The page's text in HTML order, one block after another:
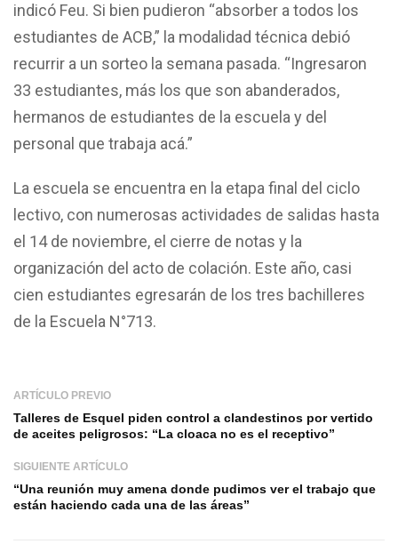
indicó Feu. Si bien pudieron “absorber a todos los
estudiantes de ACB,” la modalidad técnica debió
recurrir a un sorteo la semana pasada. “Ingresaron
33 estudiantes, más los que son abanderados,
hermanos de estudiantes de la escuela y del
personal que trabaja acá.”
La escuela se encuentra en la etapa final del ciclo
lectivo, con numerosas actividades de salidas hasta
el 14 de noviembre, el cierre de notas y la
organización del acto de colación. Este año, casi
cien estudiantes egresarán de los tres bachilleres
de la Escuela N°713.
ARTÍCULO PREVIO
Talleres de Esquel piden control a clandestinos por vertido
de aceites peligrosos: “La cloaca no es el receptivo”
SIGUIENTE ARTÍCULO
“Una reunión muy amena donde pudimos ver el trabajo que
están haciendo cada una de las áreas”